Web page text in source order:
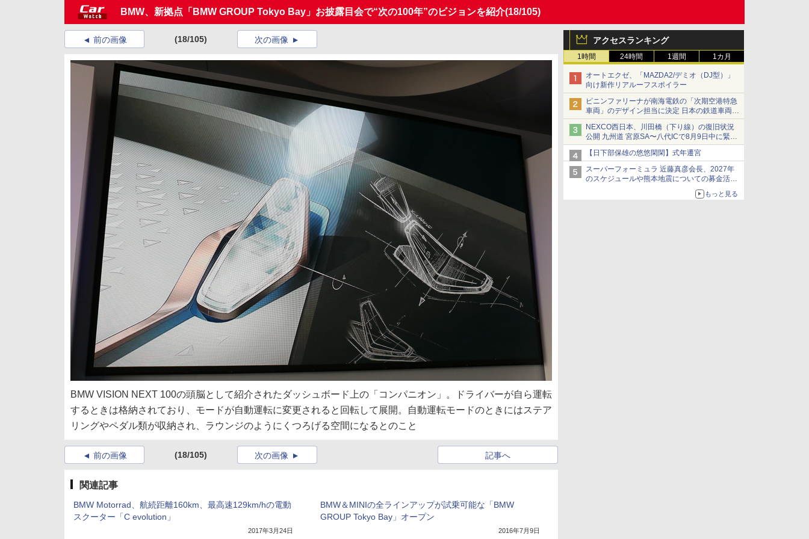
BMW、新拠点「BMW GROUP Tokyo Bay」お披露目会で“次の100年”のビジョンを紹介(18/105)
アクセスランキング
1時間 24時間 1週間 1カ月
オートエクゼ、「MAZDA2/デミオ（DJ型）」
向け新作リアルーフスポイラー
ピニンファリーナが南海電鉄の「次期空港特急
車両」のデザイン担当に決定 日本の鉄道車両デ
ザインは初
NEXCO西日本、川田橋（下り線）の復旧状況
公開 九州道 宮原SA〜八代ICで8月9日中に緊急
車両を通行可能に
【日下部保雄の悠悠閑閑】式年遷宮
スーパーフォーミュラ 近藤真彦会長、2027年
のスケジュールや熊本地震についての募金活動
もっと見る
前の画像 (18/105) 次の画像
BMW VISION NEXT 100の頭脳として紹介されたダッシュボード上の「コンパニオン」。ドライバーが自ら運転
するときは格納されており、モードが自動運転に変更されると回転して展開。自動運転モードのときにはステア
リングやペダル類が収納され、ラウンジのようにくつろげる空間になるとのこと
前の画像 (18/105) 記事へ
次の画像
関連記事
BMW Motorrad、航続距離160km、最高速129km/hの電動
スクーター「C evolution」
2017年3月24日
BMW＆MINIの全ラインアップが試乗可能な「BMW
GROUP Tokyo Bay」オープン
2016年7月9日